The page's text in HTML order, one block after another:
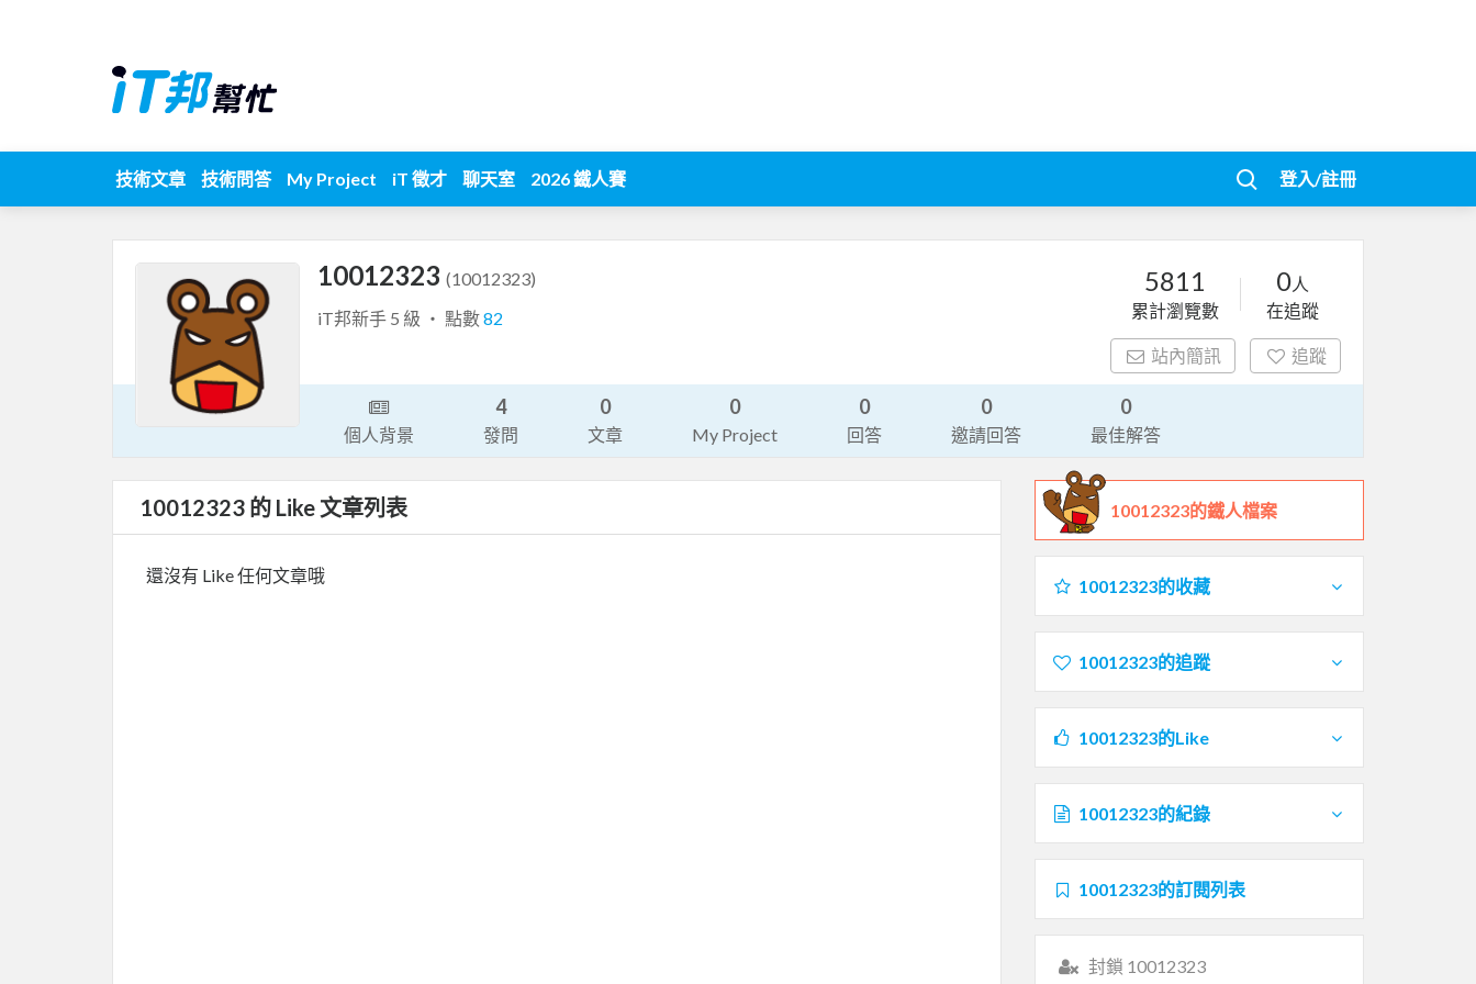
技術文章 技術問答 My Project iT 徵才 聊天室 2026 鐵人賽 登入/註冊
10012323 (10012323)
iT邦新手 5 級 ‧ 點數82
5811
累計瀏覽數
0人
在追蹤
站內簡訊 追蹤
個人背景
4
發問
0
文章
0
My Project
0
回答
0
邀請回答
0
最佳解答
10012323 的 Like 文章列表
還沒有 Like 任何文章哦
10012323的鐵人檔案
10012323的收藏
10012323的追蹤
10012323的Like
10012323的紀錄
10012323的訂閱列表
封鎖 10012323